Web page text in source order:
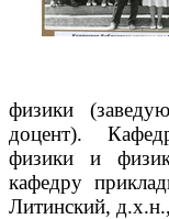
физики
доцент).
физики и
кафедру
Литинский,